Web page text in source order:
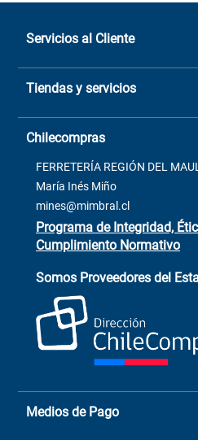
Servicios al Cliente
Quiénes somos
Sucursales
Términos y condiciones
Contacto
Venta Terreno
Trabaja con Nosotros
ChileCompras
+56 9 9888 9549
Tiendas y servicios
Casa Matriz: Avenida Chorrillos
2137 San Javier, Fono (73)
Chilecompras
FERRETERÍA REGIÓN DEL
María Inés Miño
mines@mimbral.cl
Programa de Integridad,
Cumplimiento Normativo
Somos Proveedores del
Medios de Pago